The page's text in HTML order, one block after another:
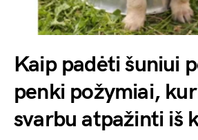
Kaip padėti šuniui
penki požymiai,
svarbu atpažinti iš